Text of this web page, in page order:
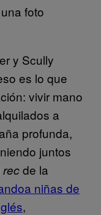
foto
y Scully
es lo que
vivir mano
a
profunda,
juntos
recde la
niñas de
,